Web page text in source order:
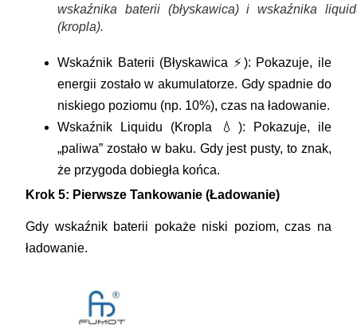
wskaźnika baterii (błyskawica) i wskaźnika
(kropla).
Wskaźnik Baterii (Błyskawica ⚡): Pokazuje, ile
energii zostało w akumulatorze. Gdy spadnie do
niskiego poziomu (np. 10%), czas na ładowanie.
Wskaźnik Liquidu (Kropla 💧): Pokazuje, ile
„paliwa” zostało w baku. Gdy jest pusty, to znak,
że przygoda dobiegła końca.
Krok 5: Pierwsze Tankowanie (Ładowanie)
Gdy wskaźnik baterii pokaże niski poziom, czas na
ładowanie.